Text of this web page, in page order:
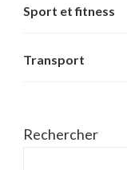
Sport et fitness
Transport
Rechercher